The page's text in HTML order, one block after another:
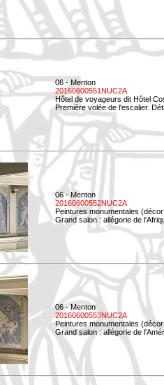
06 - Menton
20160600551NUC2A
Hôtel de voyageurs dit Hôtel
Première volée de l'escalier.
06 - Menton
20160600552NUC2A
Peintures monumentales
Grand salon : allégorie de
06 - Menton
20160600553NUC2A
Peintures monumentales
Grand salon : allégorie de